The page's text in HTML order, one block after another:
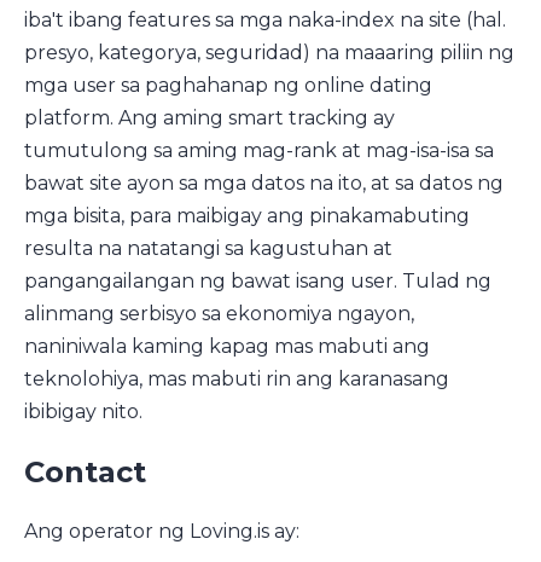
iba't ibang features sa mga naka-index na site (hal.
presyo, kategorya, seguridad) na maaaring piliin ng
mga user sa paghahanap ng online dating
platform. Ang aming smart tracking ay
tumutulong sa aming mag-rank at mag-isa-isa sa
bawat site ayon sa mga datos na ito, at sa datos ng
mga bisita, para maibigay ang pinakamabuting
resulta na natatangi sa kagustuhan at
pangangailangan ng bawat isang user. Tulad ng
alinmang serbisyo sa ekonomiya ngayon,
naniniwala kaming kapag mas mabuti ang
teknolohiya, mas mabuti rin ang karanasang
ibibigay nito.
Contact
Ang operator ng Loving.is ay: